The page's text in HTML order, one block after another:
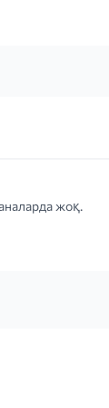
жоқ.